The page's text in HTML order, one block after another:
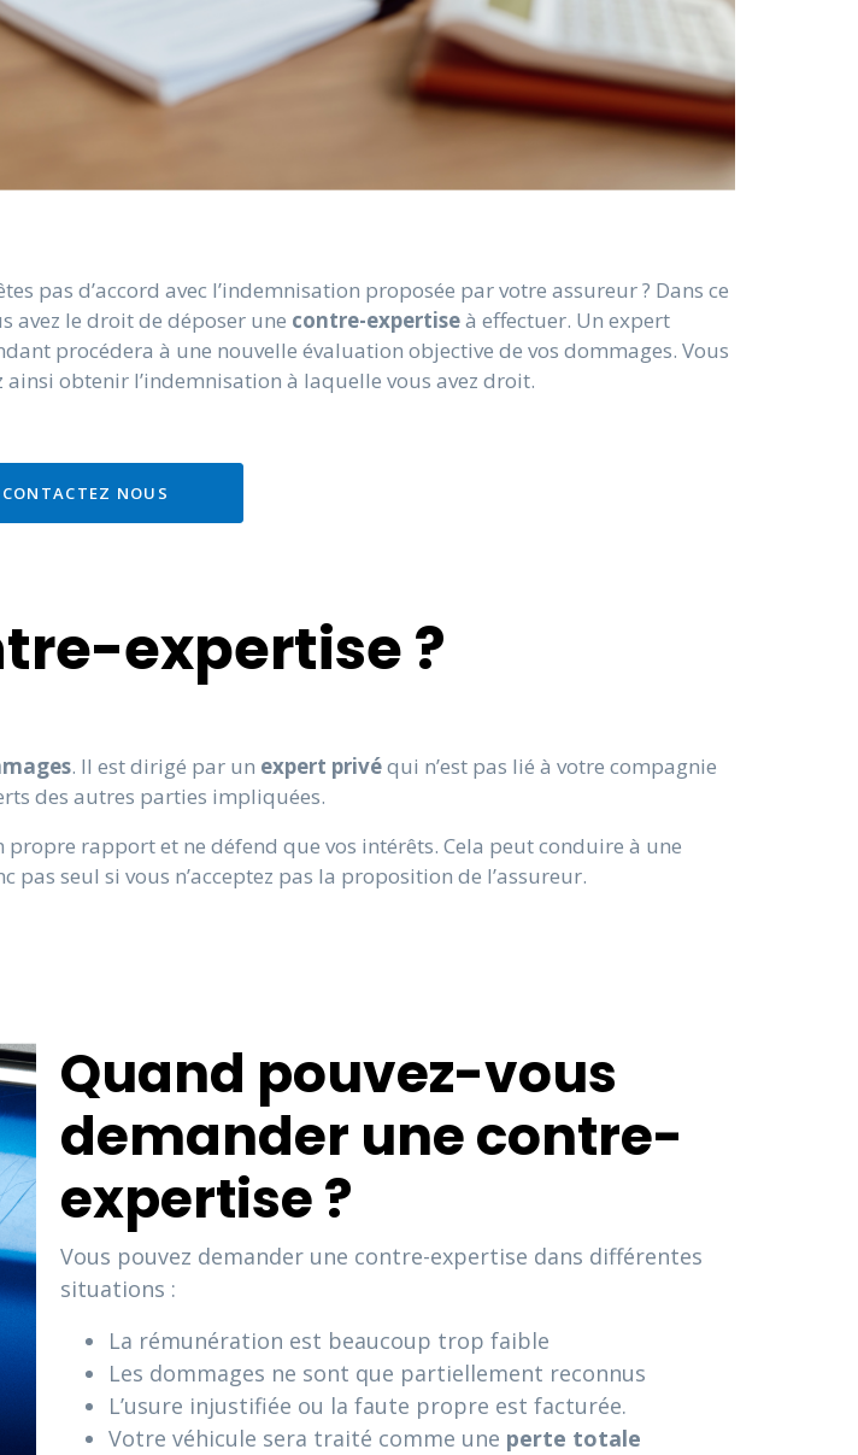
pas d’accord avec l’indemnisation proposée par votre assureur ? Dans ce
avez le droit de déposer une contre-expertiseà effectuer. Un expert
procédera à une nouvelle évaluation objective de vos dommages. Vous
ainsi obtenir l’indemnisation à laquelle vous avez droit.
CONTACTEZ NOUS
expertise ?
. Il est dirigé par un expert privéqui n’est pas lié à votre compagnie
des autres parties impliquées.
rapport et ne défend que vos intérêts. Cela peut conduire à une
pas seul si vous n’acceptez pas la proposition de l’assureur.
Quand pouvez-vous
demander une contre-
expertise ?
Vous pouvez demander une contre-expertise dans différentes
situations :
La rémunération est beaucoup trop faible
Les dommages ne sont que partiellement reconnus
L’usure injustifiée ou la faute propre est facturée.
Votre véhicule sera traité comme une perte totale